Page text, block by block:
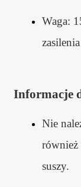
Waga:
Informacje
Nie
również
suszy.